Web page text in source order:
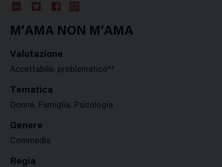
Plus
M’AMA NON M’AMA
Valutazione
Accettabile, problematico**
Tematica
Donna, Famiglia, Psicologia
Genere
Commedia
Regia